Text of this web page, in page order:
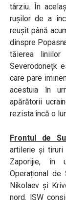
târziu. În
rușilor de a
reușit până
dinspre
tăierea liniilor
Severodonețk
care pare
acestuia în
apărătorii
rezista încă o
Frontul de
artilerie și tiruri
Zaporijie, în
Operațional
Nikolaev și
nord. ISW